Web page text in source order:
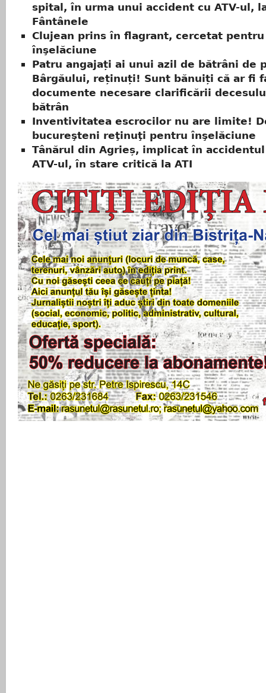
spital, în urma unui accident cu ATV-ul,
Fântânele
Clujean prins în flagrant, cercetat pentru
înşelăciune
Patru angajați ai unui azil de bătrâni de
Bârgăului, reținuți! Sunt bănuiți că ar fi
documente necesare clarificării
bătrân
Inventivitatea escrocilor nu are limite!
bucureşteni reţinuţi pentru înşelăciune
Tânărul din Agrieș, implicat în
ATV-ul, în stare critică la ATI